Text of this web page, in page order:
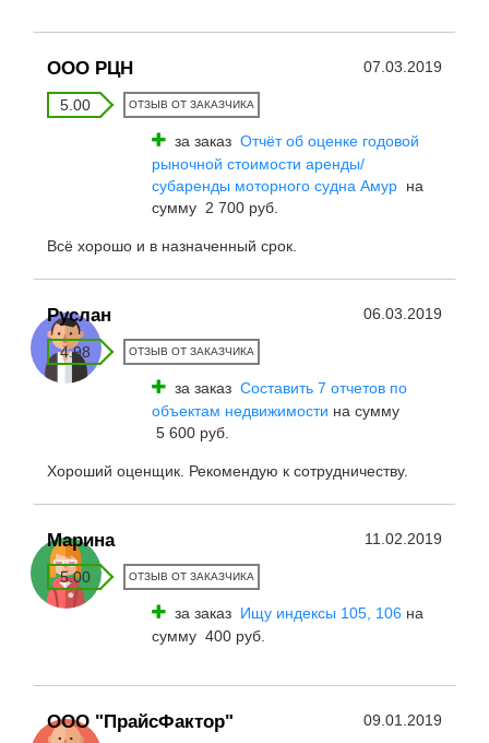
ООО РЦН 07.03.2019
5.00 ОТЗЫВ ОТ ЗАКАЗЧИКА
за заказ Отчёт об оценке годовой
рыночной стоимости аренды/
субаренды моторного судна Амур на
сумму 2 700 руб.
Всё хорошо и в назначенный срок.
Руслан 06.03.2019
4.98 ОТЗЫВ ОТ ЗАКАЗЧИКА
за заказ Составить 7 отчетов по
объектам недвижимости на сумму
5 600 руб.
Хороший оценщик. Рекомендую к сотрудничеству.
Марина 11.02.2019
5.00 ОТЗЫВ ОТ ЗАКАЗЧИКА
за заказ Ищу индексы 105, 106 на
сумму 400 руб.
ООО "ПрайсФактор" 09.01.2019